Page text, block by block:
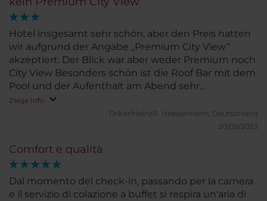
Hotel insgesamt sehr schön, aber den Preis hatten
wir aufgrund der Angabe „Premium City View“
akzeptiert. Der Blick war aber weder Premium noch
City View Besonders schön ist die Roof Bar mit dem
Pool und der Aufenthalt am Abend sehr
stimmungsvoll.
Zeige Info
DrKarlHeinzR. Heppenheim, Deutschland
20/09/2023
Comfort e qualità
Dal momento del check-in, passando per la camera
e il servizio di colazione a buffet si respira un'aria di